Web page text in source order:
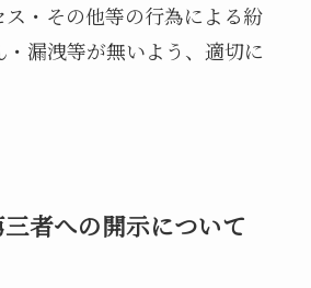
ス・その他等の行為による紛
漏洩等が無いよう、適切に
者への開示について